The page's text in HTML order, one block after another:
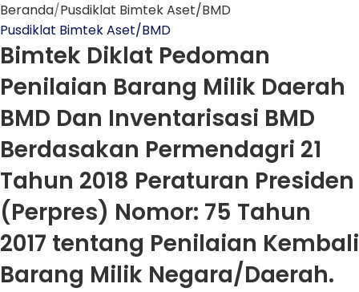
Beranda Pusdiklat Bimtek Aset/BMD
Pusdiklat Bimtek Aset/BMD
Bimtek Diklat Pedoman
Penilaian Barang Milik Daerah
BMD Dan Inventarisasi BMD
Berdasakan Permendagri 21
Tahun 2018 Peraturan Presiden
(Perpres) Nomor: 75 Tahun
2017 tentang Penilaian Kembali
Barang Milik Negara/Daerah.